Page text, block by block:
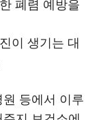
폐렴 예방을
이 생기는 대
등에서 이루